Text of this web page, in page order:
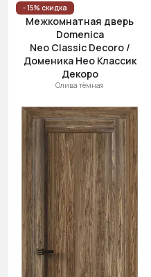
- 15% скидка
Межкомнатная дверь
Domenica
Neo Classic Decoro /
Доменика Нео Классик
Декоро
Олива тёмная